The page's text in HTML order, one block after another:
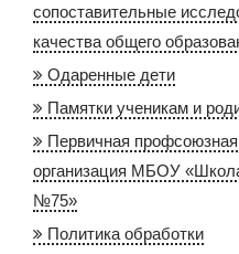
сопоставительные
качества общего
Одаренные дети
Памятки ученикам и
Первичная профсоюзная
организация МБОУ
№75»
Политика обработки